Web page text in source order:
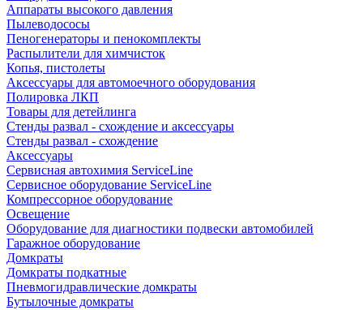
Аппараты высокого давления
Пылеводососы
Пеногенераторы и пенокомплекты
Распылители для химчисток
Копья, пистолеты
Аксессуары для автомоечного оборудования
Полировка ЛКП
Товары для детейлинга
Стенды развал - схождение и аксессуары
Стенды развал - схождение
Аксессуары
Сервисная автохимия ServiceLine
Сервисное оборудование ServiceLine
Компрессорное оборудование
Освещение
Оборудование для диагностики подвески автомобилей
Гаражное оборудование
Домкраты
Домкраты подкатные
Пневмогидравлические домкраты
Бутылочные домкраты